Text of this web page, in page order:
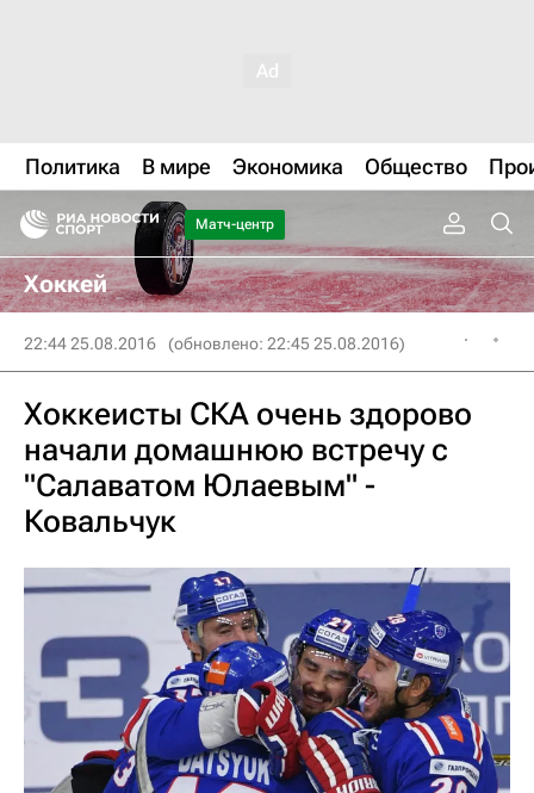
Политика В мире Экономика Общество
Матч-центр
Хоккей
22:44 25.08.2016 (обновлено: 22:45 25.08.2016)
Хоккеисты СКА очень здорово
начали домашнюю встречу с
"Салаватом Юлаевым" -
Ковальчук